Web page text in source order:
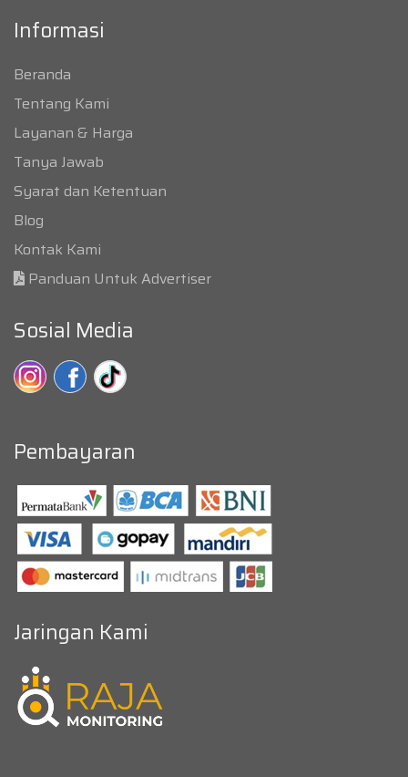
Informasi
Beranda
Tentang Kami
Layanan & Harga
Tanya Jawab
Syarat dan Ketentuan
Blog
Kontak Kami
Panduan Untuk Advertiser
Sosial Media
Pembayaran
Jaringan Kami